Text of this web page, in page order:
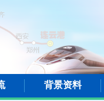
背景资料